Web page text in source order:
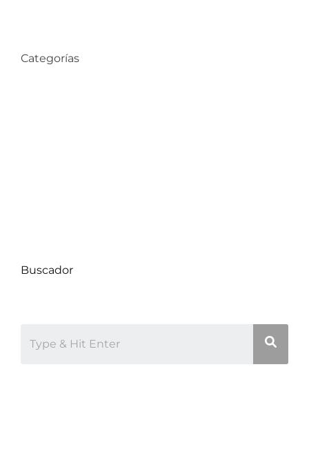
Categorías
Buscador